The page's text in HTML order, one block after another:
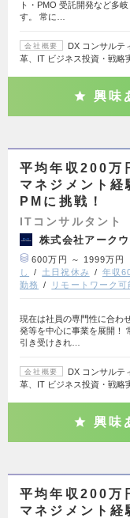
ト・PMO 受託開発など多
す。 常に…
会社概要
DX コンサルテ
革、IT ビジネス投資・戦略
興味
平均年収200万
マネジメント経
PMに挑戦！
ITコンサルタント
株式会社アーク
600万円 ～ 1999万円
し
土日祝休み 年収
勤務
リモートワーク可
現在は社員の専門性に合わ
発等を中心に事業を展開！
引き受けきれ…
会社概要
DX コンサルテ
革、IT ビジネス投資・戦
興味
平均年収200万
マネジメント経